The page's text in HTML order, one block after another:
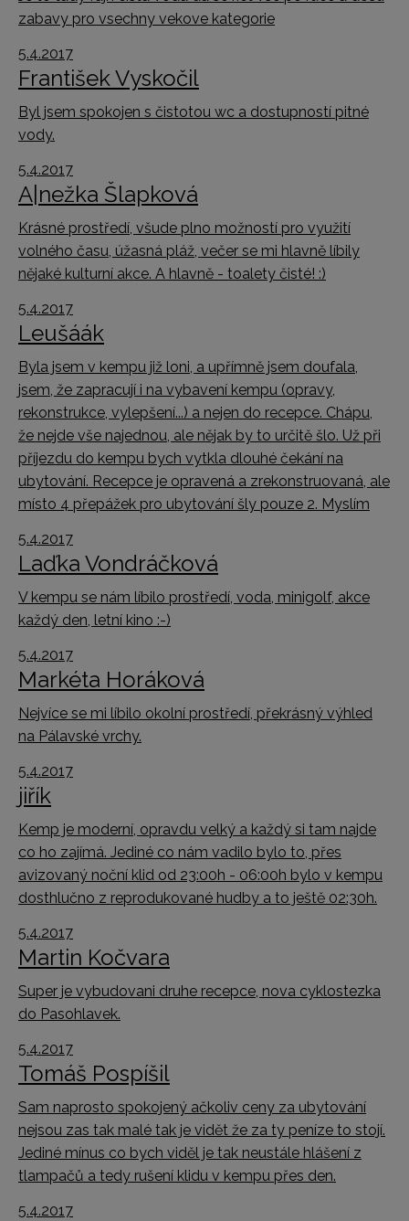
zabavy pro vsechny vekove kategorie
5.4.2017
František Vyskočil
Byl jsem spokojen s čistotou wc a dostupností pitné
vody.
5.4.2017
A|nežka Šlapková
Krásné prostředí, všude plno možností pro využití
volného času, úžasná pláž, večer se mi hlavně líbily
nějaké kulturní akce. A hlavně - toalety čisté! :)
5.4.2017
Leušáák
Byla jsem v kempu již loni, a upřímně jsem doufala,
jsem, že zapracují i na vybavení kempu (opravy,
rekonstrukce, vylepšení...) a nejen do recepce. Chápu,
že nejde vše najednou, ale nějak by to určitě šlo. Už při
příjezdu do kempu bych vytkla dlouhé čekání na
ubytování. Recepce je opravená a zrekonstruovaná, ale
místo 4 přepážek pro ubytování šly pouze 2. Myslím
5.4.2017
Laďka Vondráčková
V kempu se nám líbilo prostředí, voda, minigolf, akce
každý den, letní kino :-)
5.4.2017
Markéta Horáková
Nejvíce se mi líbilo okolní prostředí, překrásný výhled
na Pálavské vrchy.
5.4.2017
jiřík
Kemp je moderní, opravdu velký a každý si tam najde
co ho zajímá. Jediné co nám vadilo bylo to, přes
avizovaný noční klid od 23:00h - 06:00h bylo v kempu
dosthlučno z reprodukované hudby a to ještě 02:30h.
5.4.2017
Martin Kočvara
Super je vybudovani druhe recepce, nova cyklostezka
do Pasohlavek.
5.4.2017
Tomáš Pospíšil
Sam naprosto spokojený ačkoliv ceny za ubytování
nejsou zas tak malé tak je vidět že za ty peníze to stojí.
Jediné mínus co bych viděl je tak neustále hlášení z
tlampačů a tedy rušení klidu v kempu přes den.
5.4.2017